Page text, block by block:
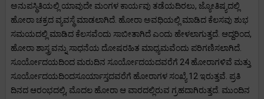
ಅನುಪಸ್ಥಿತಿಯಲ್ಲಿ ಯಾವುದೇ ಮಂಗಳ ಕಾರ್ಯವು ತಡೆಯದಿರಲು, ಜ್ಯೋತಿಷ್ಯದಲ್ಲಿ
ಹೋರಾ ಚಕ್ರದ ವ್ಯವಸ್ಥೆ ಮಾಡಲಾಗಿದೆ. ಹೋರಾ ಅವಧಿಯಲ್ಲಿ ಮಾಡಿದ ಕೆಲಸವು ಶುಭ
ಸಮಯದಲ್ಲಿ ಮಾಡಿದ ಕೆಲಸವೆಂದು ಸಾಬೀತಾಗಿದೆ ಎಂದು ಹೇಳಲಾಗುತ್ತದೆ. ಆದ್ದರಿಂದ,
ಹೋರಾ ಶಾಸ್ತ್ರವನ್ನು ಸಾಧನೆಯ ದೋಷರಹಿತ ಮಾಧ್ಯಮವೆಂದು ಪರಿಗಣಿಸಲಾಗಿದೆ.
ಸೂರ್ಯೋದಯದಿಂದ ಮರುದಿನ ಸೂರ್ಯೋದಯದವರೆಗೆ 24 ಹೋರಾಗಳಿವೆ ಮತ್ತು
ಸೂರ್ಯೋದಯದಿಂದಸೂರ್ಯಾಸ್ತದವರೆಗೆ ಹೋರಾಗಳ ಸಂಖ್ಯೆ 12 ಇರುತ್ತವೆ. ಪ್ರತಿ
ದಿನದ ಆರಂಭದಲ್ಲಿ, ಮೊದಲ ಹೋರಾ ಆ ವಾರದಲ್ಲಿರುವ ಗ್ರಹದಾಗಿರುತ್ತದೆ. ಮುಂದಿನ